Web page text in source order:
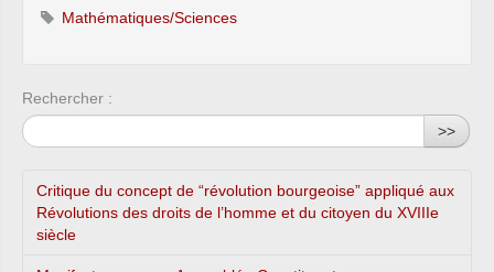
Mathématiques/Sciences
Rechercher :
>>
Critique du concept de “révolution bourgeoise” appliqué aux
Révolutions des droits de l’homme et du citoyen du XVIIIe
siècle